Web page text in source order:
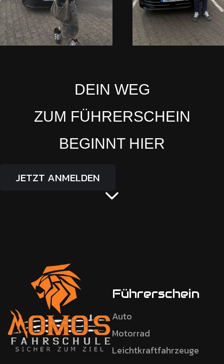
DEIN WEG
ZUM FÜHRERSCHEIN
BEGINNT HIER
JETZT ANMELDEN
Führerschein
Auto
Motorrad
Leichtkraftfahrzeuge